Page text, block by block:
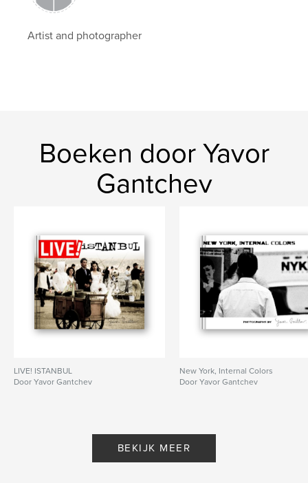
Artist and photographer
Boeken door Yavor
Gantchev
LIVE! ISTANBUL
Door Yavor Gantchev
New York, Internal Colors
Door Yavor Gantchev
BEKIJK MEER